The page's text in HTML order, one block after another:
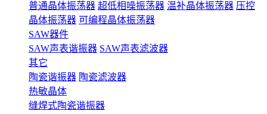
普通晶体振荡器 超低相噪振荡器 温补晶体振荡器 压控
晶体振荡器 可编程晶体振荡器
SAW器件
SAW声表谐振器 SAW声表滤波器
其它
陶瓷谐振器 陶瓷滤波器
热敏晶体
缝焊式陶瓷谐振器